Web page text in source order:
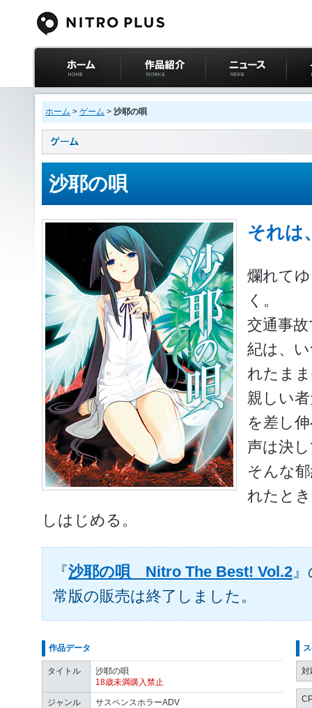
ニトロプラス公式
サイト ホーム
作品紹介 ニュース イベ
ホーム > ゲーム > 沙耶の唄
沙耶の唄
それは
爛れて
く。
交通事
紀は、
れたま
親しい
を差し
声は決
そんな
れたと
しはじめる。
『沙耶の唄 Nitro The Best! Vol.2
常版の販売は終了しました。
作品データ
タイトル
沙耶の唄
18歳未満購入禁止
ジャンル サスペンスホラーADV
対